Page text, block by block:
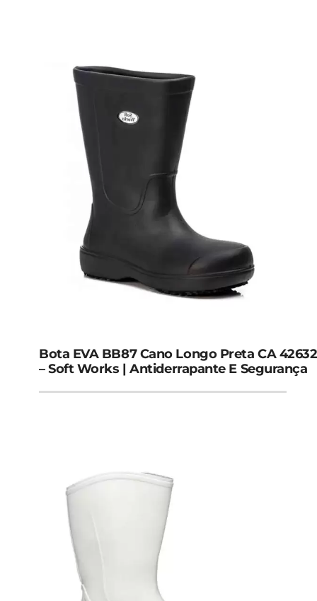
Bota EVA BB87 Cano Longo Preta CA 42632
– Soft Works | Antiderrapante E Segurança